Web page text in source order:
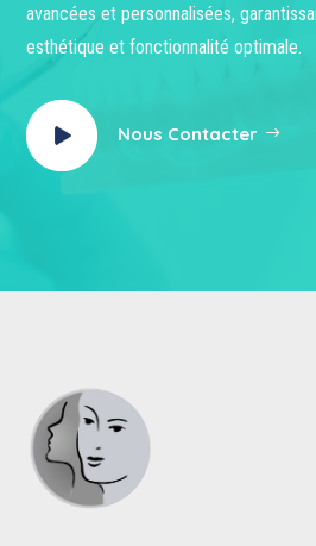
avancées et personnalisées,
esthétique et fonctionnalité optimale.
Nous Contacter